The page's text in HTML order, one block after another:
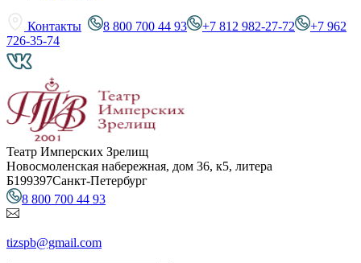
Контакты 8 800 700 44 93 +7 812 982-27-72
+7 962
726-35-74
Театр Имперских Зрелищ
Новосмоленская набережная, дом 36, к5, литера
Б199397Санкт-Петербург
8 800 700 44 93
tizspb@gmail.com